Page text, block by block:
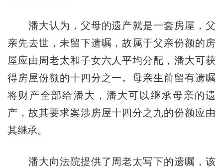
潘大认为，父母的遗产就是一套房屋，父
亲先去世，未留下遗嘱，故属于父亲份额的房
屋应由周老太和子女六人平均分配，潘大可获
得房屋份额的十四分之一。母亲生前留有遗嘱
将财产全部给潘大，潘大可以继承母亲的遗
产，故其要求案涉房屋十四分之九的份额应由
其继承。
潘大向法院提供了周老太写下的遗嘱，该